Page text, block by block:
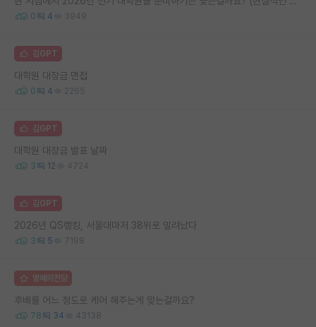
0 4 3949
김GPT
대학원 대장금 면접
0 4 2265
김GPT
대학원 대장금 발표 날짜
3 12 4724
김GPT
2026년 QS랭킹, 서울대마저 38위로 밀려났다
3 5 7198
명예의전당
후배를 어느 정도로 케어 해주는게 맞는걸까요?
78 34 43138